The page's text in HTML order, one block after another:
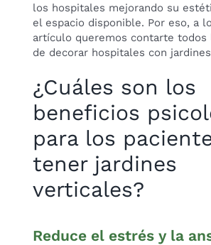
los hospitales mejorando su
el espacio disponible. Por eso, a
artículo queremos contarte todos
de decorar hospitales con
¿Cuáles son los
beneficios
para los
tener jardines
verticales?
Reduce el estrés y la